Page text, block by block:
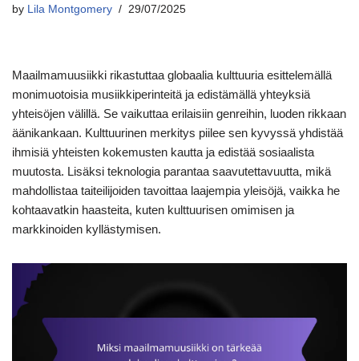
by Lila Montgomery 29/07/2025
Maailmamuusiikki rikastuttaa globaalia kulttuuria esittelemällä
monimuotoisia musiikkiperinteitä ja edistämällä yhteyksiä
yhteisöjen välillä. Se vaikuttaa erilaisiin genreihin, luoden rikkaan
äänikankaan. Kulttuurinen merkitys piilee sen kyvyssä yhdistää
ihmisiä yhteisten kokemusten kautta ja edistää sosiaalista
muutosta. Lisäksi teknologia parantaa saavutettavuutta, mikä
mahdollistaa taiteilijoiden tavoittaa laajempia yleisöjä, vaikka he
kohtaavatkin haasteita, kuten kulttuurisen omimisen ja
markkinoiden kyllästymisen.